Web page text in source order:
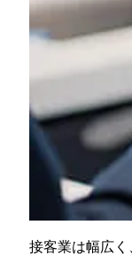
接客業は幅広